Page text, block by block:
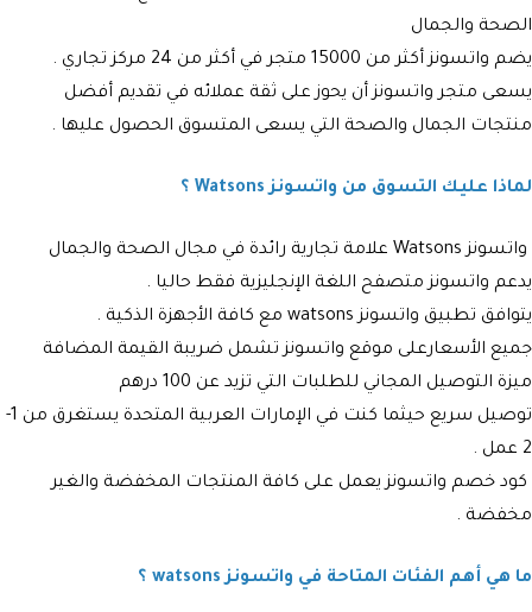
الصحة والجمال
يضم واتسونز أكثرمن 15000 متجر في أكثر من 24 مركز تجاري .
يسعى متجر واتسونز أن يحوز على ثقة عملائه في تقديم أفضل
منتجات الجمال والصحة التي يسعى المتسوق الحصول عليها .
لماذا عليك التسوق من واتسونز Watsons ؟
واتسونز Watsons
علامة تجارية رائدة في مجال الصحة والجمال
يدعم واتسونزمتصفح اللغة الإنجليزية فقط حاليا .
يتوافق تطبيق واتسونز watsons
مع كافة الأجهزة الذكية .
جميع الأسعارعلى موقع واتسونزتشمل ضريبة القيمة المضافة
ميزة التوصيل المجاني للطلبات التي تزيد عن 100 درهم
توصيل سريع حيثما كنت في الإمارات العربية المتحدة يستغرق من 1-
2 عمل .
كود خصم واتسونزيعمل على كافة المنتجات المخفضة والغير
مخفضة .
ما هي أهم الفئات المتاحة في واتسونز watsons ؟